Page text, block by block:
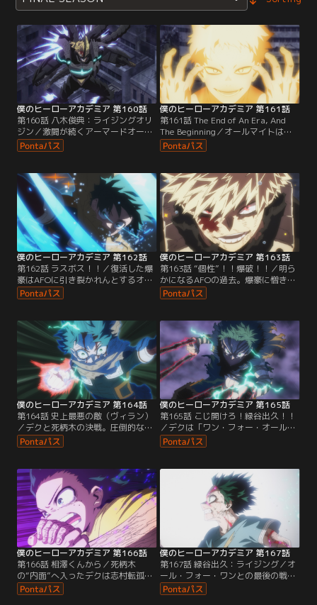
僕のヒーローアカデミア 第160話
第160話 八木俊典：ライジングオリ
ジン／激闘が続くアーマードオール
マイトとAFO。じわじわと追い詰め
られていくオールマイトに勝機
僕のヒーローアカデミア 第161話
第161話 The End of An Era, And
The Beginning／オールマイトはス
テインの助太刀も虚しくAFOに追い
詰められ絶体絶命に。平和の象徴の
僕のヒーローアカデミア 第162話
第162話 ラスボス！！／復活した爆
豪はAFOに引き裂かれんとするオー
ルマイトの下へ。果たして救えるの
か！？ 爆豪vsAFO、開始！
僕のヒーローアカデミア 第163話
第163話 “個性”！！爆破！！／明ら
かになるAFOの過去。爆豪に憎き男
の面影を見たAFOは憎悪を爆発させ
る。爆豪vsAFO、決戦の行方は！？
僕のヒーローアカデミア 第164話
第164話 史上最悪の敵（ヴィラン）
／デクと死柄木の決戦。圧倒的な力
を持つ死柄木に苦戦する中ワン・フ
ォー・オールの“個性”の1つが奪わ
僕のヒーローアカデミア 第165話
第165話 こじ開けろ！緑谷出久！！
／デクは「ワン・フォー・オールを
死柄木に譲渡し内から叩く」という
イチかバチかの策に出る。果たして
僕のヒーローアカデミア 第166話
第166話 相澤くんから／死柄木
の“内面”へ入ったデクは志村転孤と
接触。転孤と家族の悲劇を知ったデ
クは手を伸ばし…。
僕のヒーローアカデミア 第167話
第167話 緑谷出久：ライジング／オ
ール・フォー・ワンとの最後の戦
い！倒せるのはデクの一撃しかな
い。皆がその道を切り開き、デクが